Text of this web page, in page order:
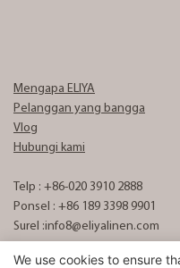
Mengapa ELIYA
Pelanggan yang bangga
Vlog
Hubungi kami
Telp : +86-020 3910 2888
Ponsel : +86 189 3398 9901
Surel :info8@eliyalinen.com
We use cookies to ensure